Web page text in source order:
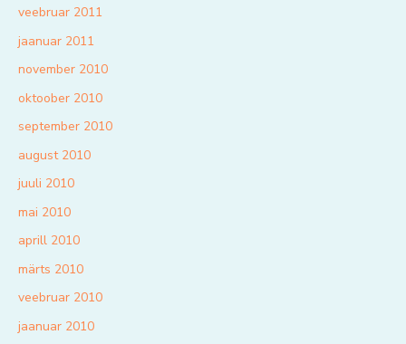
veebruar 2011
jaanuar 2011
november 2010
oktoober 2010
september 2010
august 2010
juuli 2010
mai 2010
aprill 2010
märts 2010
veebruar 2010
jaanuar 2010